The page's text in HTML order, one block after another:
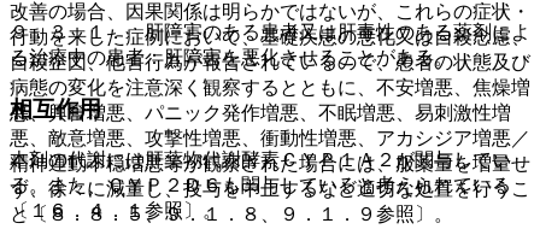
９．３．１． 肝障害のある患者又は肝毒性のある薬剤によ
る治療中の患者：肝障害を悪化させることがある。
相互作用
本剤の代謝には肝薬物代謝酵素ＣＹＰ１Ａ２が関与してい
る。また、ＣＹＰ２Ｄ６も関与していると考えられている
〔１６．４．１参照〕。
改善の場合、因果関係は明らかではないが、これらの症状・
行動を来した症例において、基礎疾患の悪化又は自殺念慮、
自殺企図、他害行為が報告されているので、患者の状態及び
病態の変化を注意深く観察するとともに、不安増悪、焦燥増
悪、興奮増悪、パニック発作増悪、不眠増悪、易刺激性増
悪、敵意増悪、攻撃性増悪、衝動性増悪、アカシジア増悪／
精神運動不穏増悪等が観察された場合には、服薬量を増量せ
ず、徐々に減量し、投与を中止するなど適切な処置を行うこ
と〔８．８．５、９．１．８、９．１．９参照〕。